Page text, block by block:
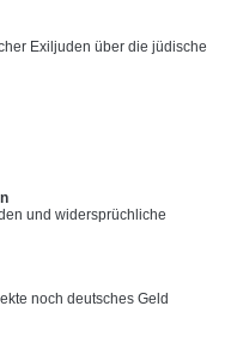
Exiljuden über die jüdische
und widersprüchliche
noch deutsches Geld